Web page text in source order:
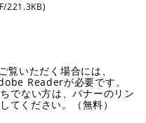
221.3KB)
覧いただく場合には、
Readerが必要です。
でない方は、バナーのリン
てください。（無料）